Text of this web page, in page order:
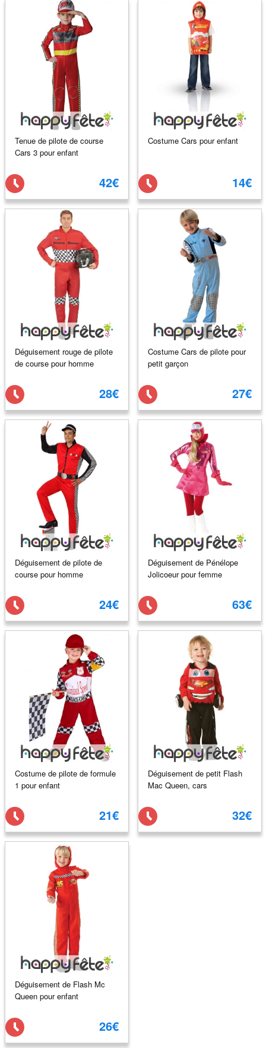
Tenue de pilote de course
Cars 3 pour enfant
42€
Costume Cars pour enfant
14€
Déguisement rouge de pilote
de course pour homme
28€
Costume Cars de pilote pour
petit garçon
27€
Déguisement de pilote de
course pour homme
24€
Déguisement de Pénélope
Jolicoeur pour femme
63€
Costume de pilote de formule
1 pour enfant
21€
Déguisement de petit Flash
Mac Queen, cars
32€
Déguisement de Flash Mc
Queen pour enfant
26€